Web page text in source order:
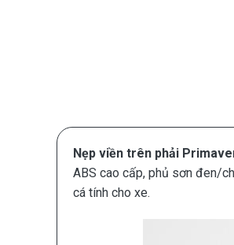
Nẹp viền trên phải
ABS cao cấp, phủ sơn đen/
cá tính cho xe.